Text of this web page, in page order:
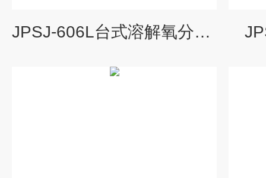
JPSJ-606L台式溶解氧分析仪